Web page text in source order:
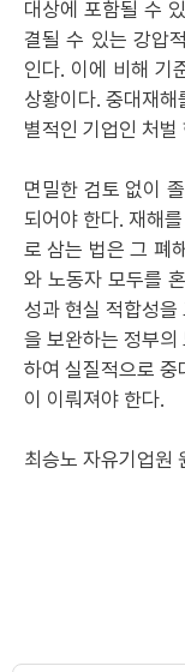
대상에 포함될 수
결될 수 있는 강압
인다. 이에 비해 기
상황이다. 중대재
별적인 기업인 처
면밀한 검토 없이
되어야 한다. 재해
로 삼는 법은 그 폐
와 노동자 모두를
성과 현실 적합성을
을 보완하는 정부의
하여 실질적으로 중
이 이뤄져야 한다.
최승노 자유기업원